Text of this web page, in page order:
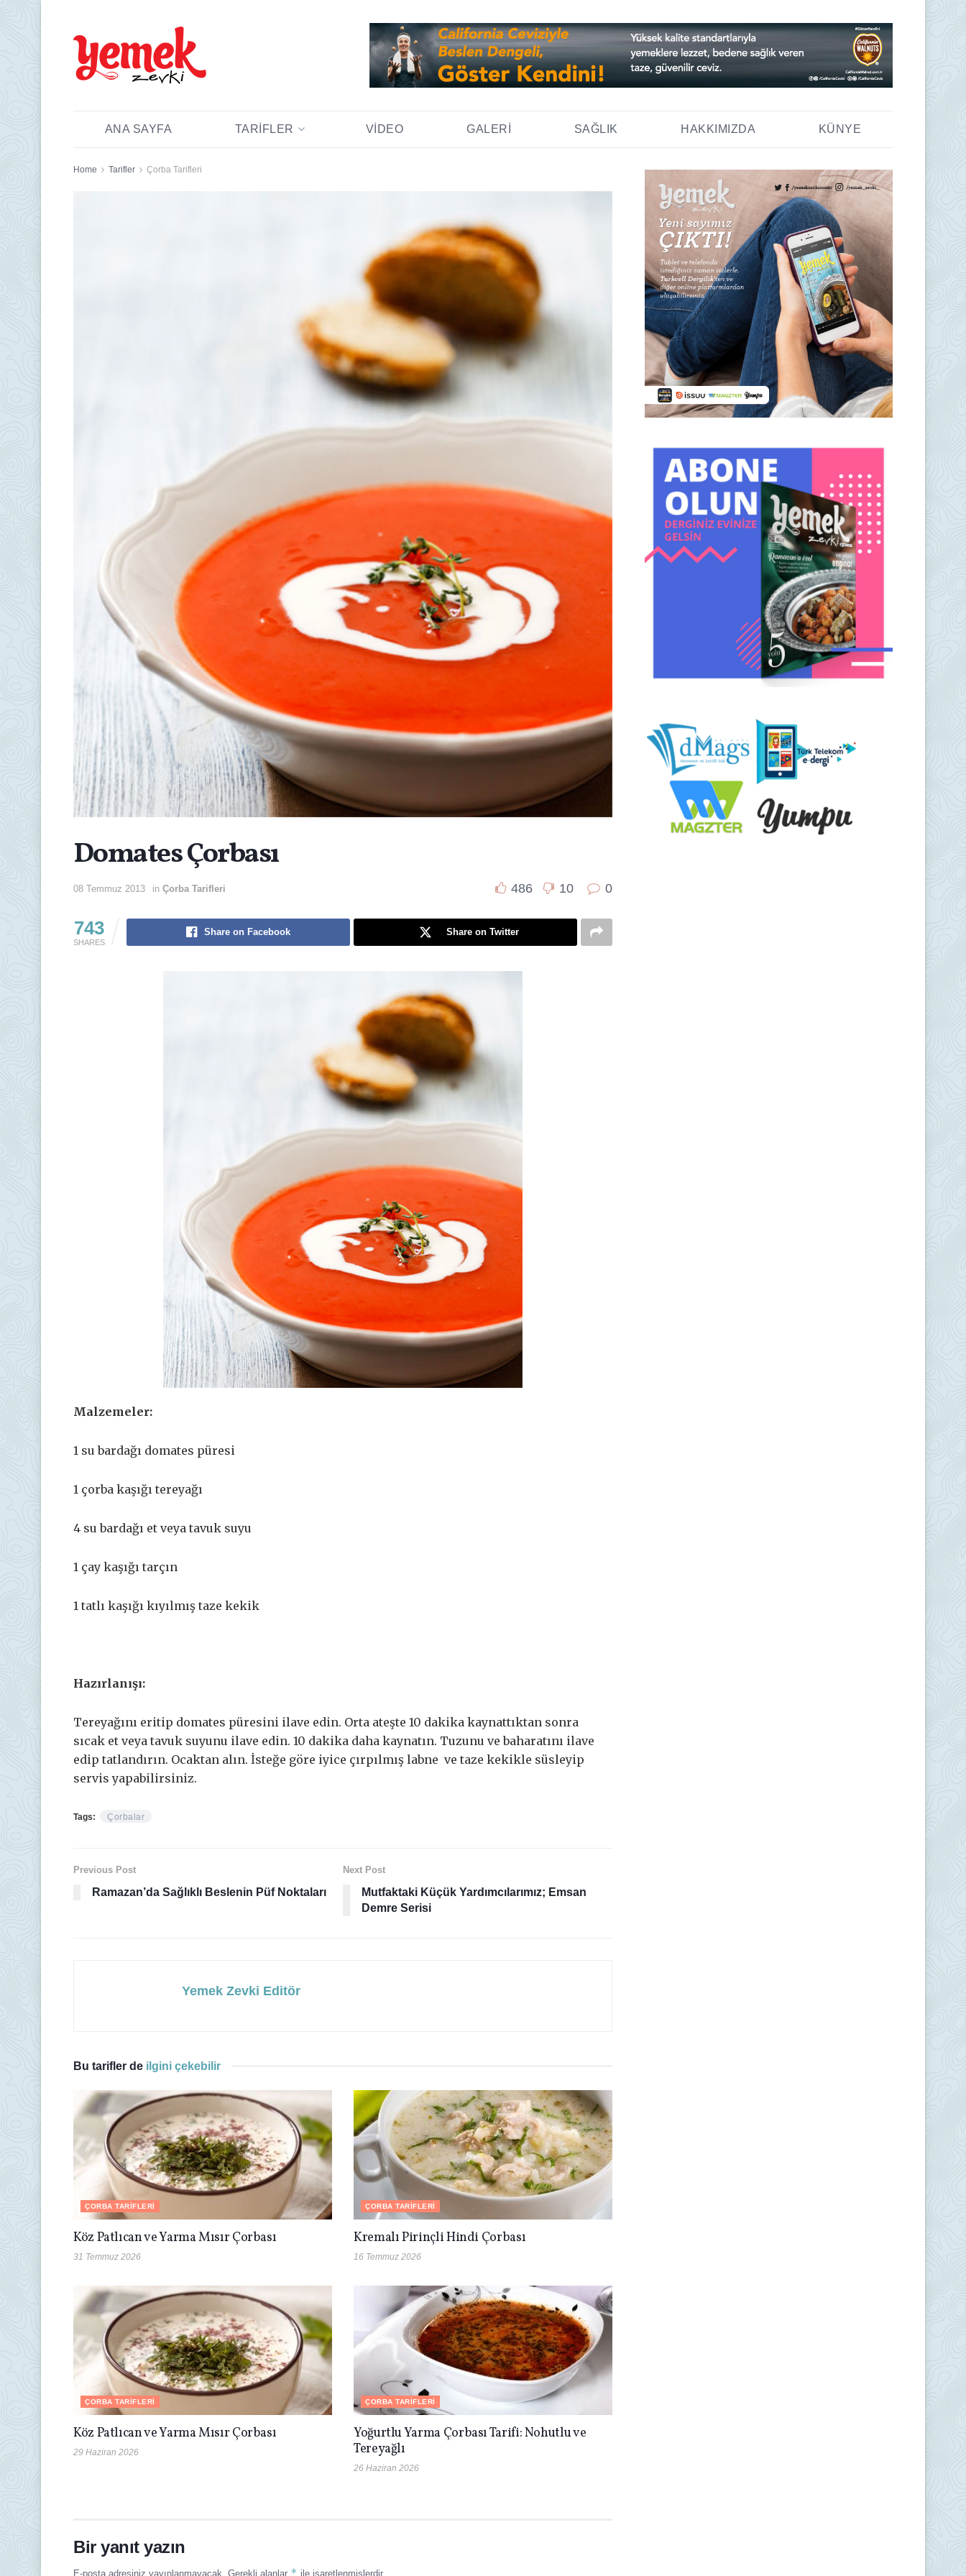
ANA SAYFA TARIFLER VIDEO GALERI SAĞLIK HAKKIMIZDA KÜNYE
Home Tarifler Çorba Tarifleri
Domates Çorbası
08 Temmuz 2013 in Çorba Tarifleri 486 10 0
743
SHARES
Share on Facebook Share on Twitter
Malzemeler:
1 su bardağı domates püresi
1 çorba kaşığı tereyağı
4 su bardağı et veya tavuk suyu
1 çay kaşığı tarçın
1 tatlı kaşığı kıyılmış taze kekik
Hazırlanışı:
Tereyağını eritip domates püresini ilave edin. Orta ateşte 10 dakika kaynattıktan sonra
sıcak et veya tavuk suyunu ilave edin. 10 dakika daha kaynatın. Tuzunu ve baharatını ilave
edip tatlandırın. Ocaktan alın. İsteğe göre iyice çırpılmış labne ve taze kekikle süsleyip
servis yapabilirsiniz.
Tags: Çorbalar
Previous Post
Ramazan’da Sağlıklı Beslenin Püf Noktaları
Next Post
Mutfaktaki Küçük Yardımcılarımız; Emsan
Demre Serisi
Yemek Zevki Editör
Bu tarifler de ilgini çekebilir
ÇORBA TARIFLERI
Köz Patlıcan ve Yarma Mısır Çorbası
31 Temmuz 2026
ÇORBA TARIFLERI
Kremalı Pirinçli Hindi Çorbası
16 Temmuz 2026
ÇORBA TARIFLERI
Köz Patlıcan ve Yarma Mısır Çorbası
29 Haziran 2026
ÇORBA TARIFLERI
Yoğurtlu Yarma Çorbası Tarifi: Nohutlu ve
Tereyağlı
26 Haziran 2026
Bir yanıt yazın
E-posta adresiniz yayınlanmayacak. Gerekli alanlar * ile işaretlenmişlerdir